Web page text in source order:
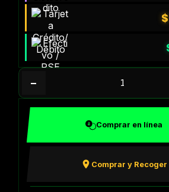
$
−
Comprar en línea
Comprar y Recoger